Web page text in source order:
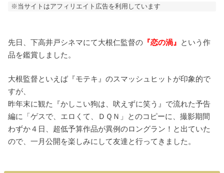
※当サイトはアフィリエイト広告を利用しています
先日、下高井戸シネマにて大根仁監督の 『恋の渦』 という作
品を鑑賞しました。
大根監督といえば『モテキ』のスマッシュヒットが印象的で
すが、
昨年末に観た『かしこい狗は、吠えずに笑う』で流れた予告
編に「ゲスで、エロくて、ＤＱＮ」とのコピーに、撮影期間
わずか４日、超低予算作品が異例のロングラン！と出ていた
ので、一月公開を楽しみにして友達と行ってきました。